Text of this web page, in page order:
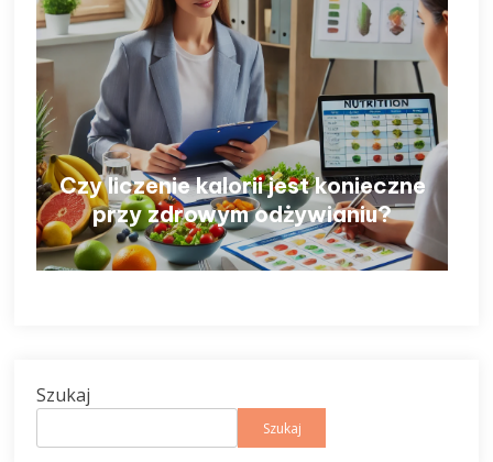
Czy liczenie kalorii jest konieczne
przy zdrowym odżywianiu?
Szukaj
Szukaj